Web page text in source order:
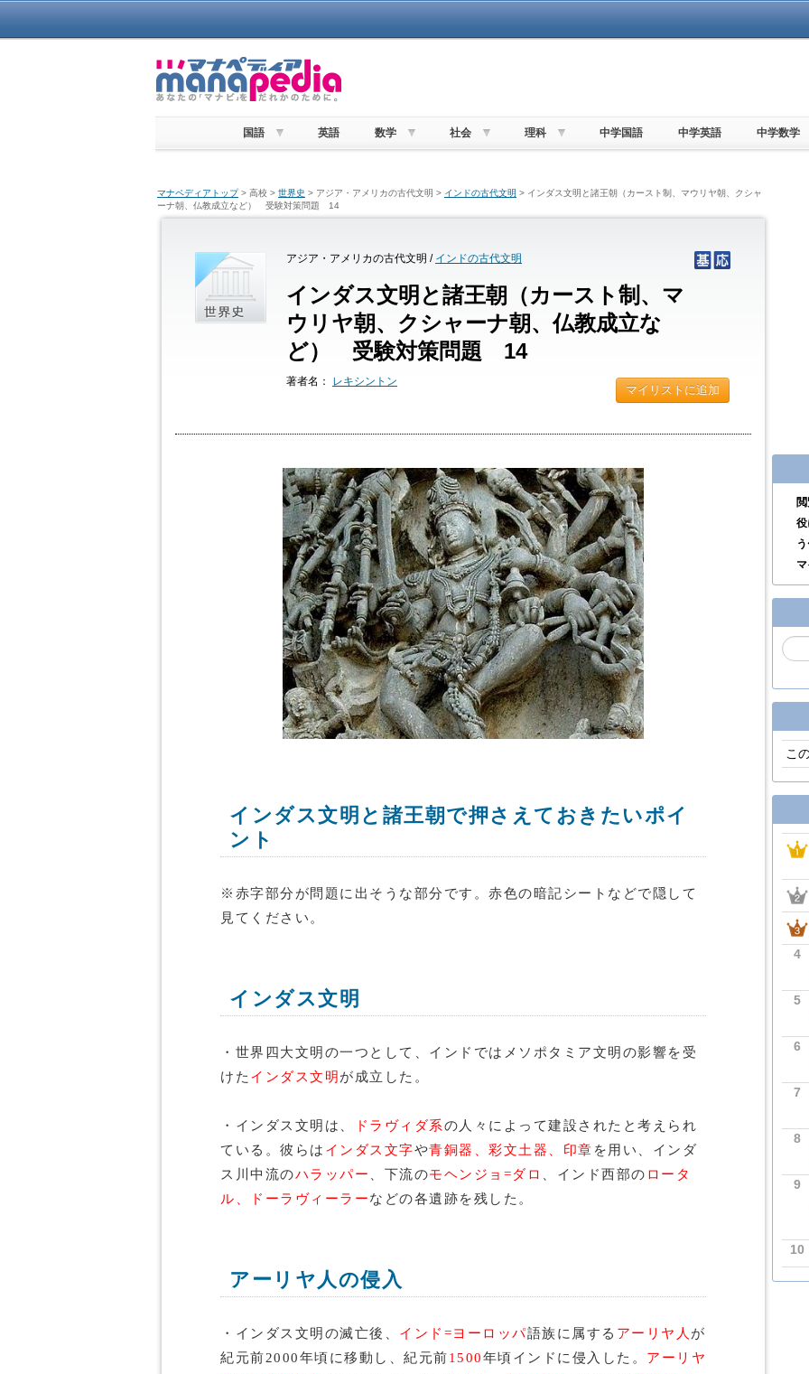
国語 英語 数学 社会 理科 中学国語 中学英語 中学数学
マナペディアトップ> 高校 > 世界史 > アジア・アメリカの古代文明 > インドの古代文明 > インダス文明と諸王朝（カースト制、マウリヤ朝、クシャ
ーナ朝、仏教成立など） 受験対策問題 14
アジア・アメリカの古代文明 / インドの古代文明
インダス文明と諸王朝（カースト制、マ
ウリヤ朝、クシャーナ朝、仏教成立な
ど） 受験対策問題 14
著者名： レキシントン
マイリストに追加
インダス文明と諸王朝で押さえておきたいポイ
ント
※赤字部分が問題に出そうな部分です。赤色の暗記シートなどで隠して
見てください。
インダス文明
・世界四大文明の一つとして、インドではメソポタミア文明の影響を受
けた インダス文明 が成立した。
・インダス文明は、 ドラヴィダ系の人々によって建設されたと考えられ
ている。彼らは インダス文字や青銅器、彩文土器、印章 を用い、インダ
ス川中流のハラッパー 、下流のモヘンジョ=ダロ 、インド西部の ロータ
ル、ドーラヴィーラーなどの各遺跡を残した。
アーリヤ人の侵入
・インダス文明の滅亡後、 インド=ヨーロッパ語族に属する アーリヤ人 が
紀元前2000年頃に移動し、紀元前1500年頃インドに侵入した。 アーリヤ
こ
4
5
6
7
8
9
10